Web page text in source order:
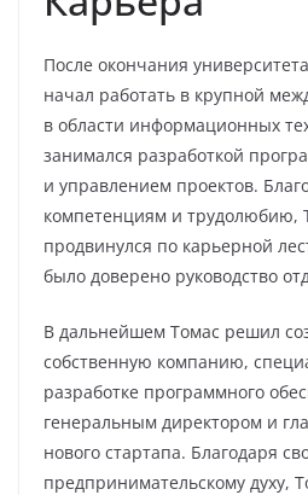
После окончания
начал работать в крупной
в области информационных
занимался разработкой
и управлением проектов.
компетенциям и трудолюбию,
продвинулся по карьерной
было доверено руководство
В дальнейшем Томас решил
собственную компанию,
разработке программного
генеральным директором и
нового стартапа. Благодаря
предпринимательскому духу,